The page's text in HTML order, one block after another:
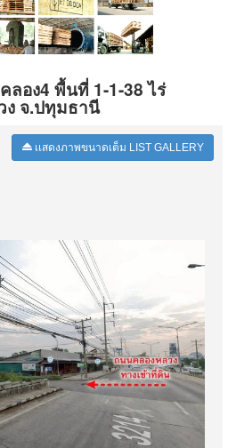
อง4 พื้นที่ 1-1-38 ไร่
ง จ.ปทุมธานี
เเสดงภาพขนาดเต็ม LIST GALLERY